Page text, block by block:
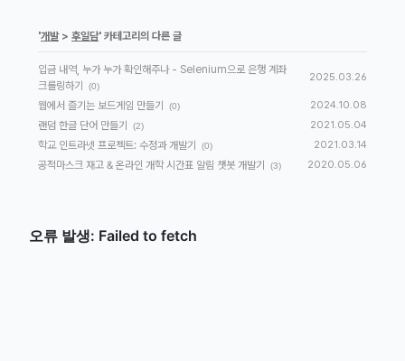
'개발> 후일담' 카테고리의 다른 글
입금 내역, 누가 누가 확인해주나 - Selenium으로 은행 계좌
크롤링하기
(0)
2025.03.26
웹에서 즐기는 보드게임 만들기 (0) 2024.10.08
랜덤 한글 단어 만들기 (2) 2021.05.04
학교 인트라넷 프로젝트: 수정과 개발기 (0) 2021.03.14
공적마스크 재고 & 온라인 개학 시간표 알림 챗봇 개발기 (3) 2020.05.06